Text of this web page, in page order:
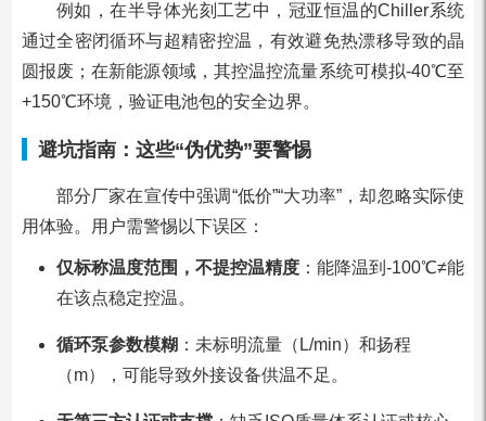
例如，在半导体光刻工艺中，冠亚恒温的Chiller系统
通过全密闭循环与超精密控温，有效避免热漂移导致的晶
圆报废；在新能源领域，其控温控流量系统可模拟-40℃至
+150℃环境，验证电池包的安全边界。
避坑指南：这些“伪优势”要警惕
部分厂家在宣传中强调“低价”“大功率”，却忽略实际使
用体验。用户需警惕以下误区：
仅标称温度范围，不提控温精度：能降温到-100℃≠能
在该点稳定控温。
循环泵参数模糊 ：未标明流量（L/min）和扬程
（m），可能导致外接设备供温不足。